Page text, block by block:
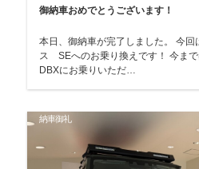
御納車おめでとうございます！
本日、御納車が完了しました。 今回は、ランボルギーニ ウル
ス SEへのお乗り換えです！ 今までは、アストンマーティン
DBXにお乗りいただ…
納車御礼